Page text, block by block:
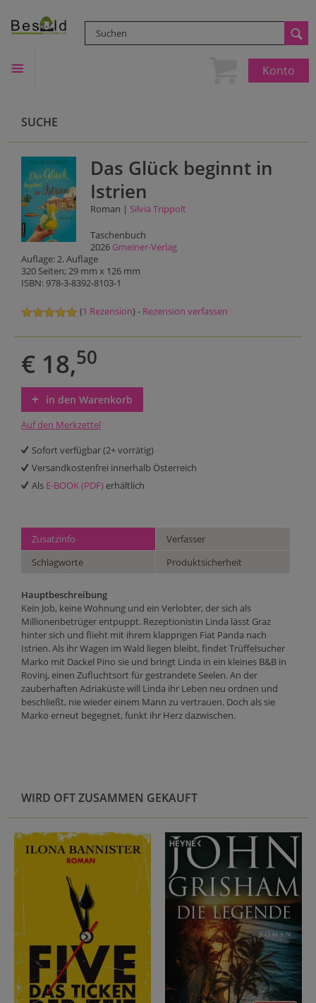
Konto
SUCHE
Das Glück beginnt in
Istrien
Roman | Silvia Trippolt
Taschenbuch
2026 Gmeiner-Verlag
Auflage: 2. Auflage
320 Seiten; 29 mm x 126 mm
ISBN: 978-3-8392-8103-1
(1 Rezension) - Rezension verfassen
€ 18,50
in den Warenkorb
Auf den Merkzettel
Sofort verfügbar (2+ vorrätig)
Versandkostenfrei innerhalb Österreich
Als E-BOOK (PDF) erhältlich
Zusatzinfo
Verfasser
Schlagworte
Produktsicherheit
Hauptbeschreibung
Kein Job, keine Wohnung und ein Verlobter, der sich als
Millionenbetrüger entpuppt. Rezeptionistin Linda lässt Graz
hinter sich und flieht mit ihrem klapprigen Fiat Panda nach
Istrien. Als ihr Wagen im Wald liegen bleibt, findet Trüffelsucher
Marko mit Dackel Pino sie und bringt Linda in ein kleines B&B in
Rovinj, einen Zufluchtsort für gestrandete Seelen. An der
zauberhaften Adriaküste will Linda ihr Leben neu ordnen und
beschließt, nie wieder einem Mann zu vertrauen. Doch als sie
Marko erneut begegnet, funkt ihr Herz dazwischen.
WIRD OFT ZUSAMMEN GEKAUFT